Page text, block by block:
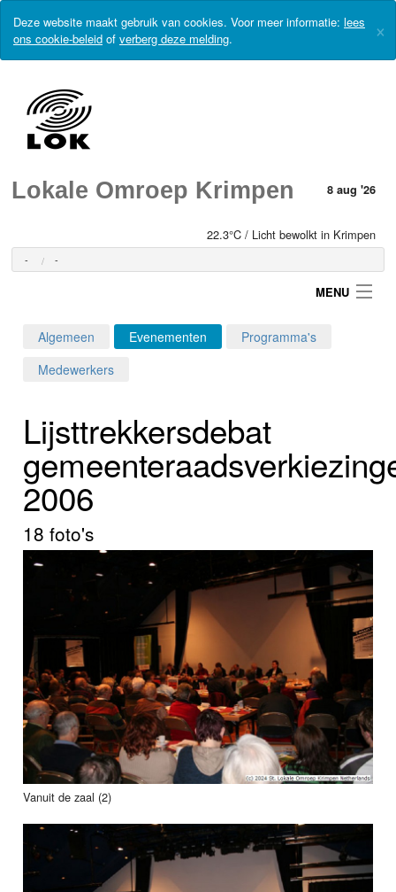
Deze website maakt gebruik van cookies. Voor meer informatie: lees
ons cookie-beleid of verberg deze melding. ×
Lokale Omroep Krimpen 8 aug '26
22.3°C / Licht bewolkt in Krimpen
- -
MENU
Programma's
Nieuws
Foto's
Video
Webcam
Info
Algemeen Evenementen
Programma's
Medewerkers
Lijsttrekkersdebat
2006
18 foto's
Vanuit de zaal (2)